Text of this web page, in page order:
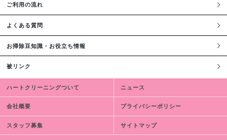
ご利用の流れ
よくある質問
お掃除豆知識・お役立ち情報
被リンク
ハートクリーニングついて ニュース
会社概要 プライバシーポリシー
スタッフ募集 サイトマップ